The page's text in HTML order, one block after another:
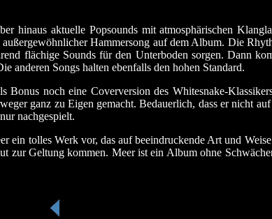
hinaus aktuelle Popsounds mit atmosphärischen
Hammersong auf dem Album. Die
flächige Sounds für den Unterboden sorgen. Dann
anderen Songs halten ebenfalls den hohen Standard.
noch eine Coverversion des Whitesnake-
ganz zu Eigen gemacht. Bedauerlich, dass er nicht
nachgespielt.
tolles Werk vor, das auf beeindruckende Art und
zur Geltung kommen. Meer ist ein Album ohne